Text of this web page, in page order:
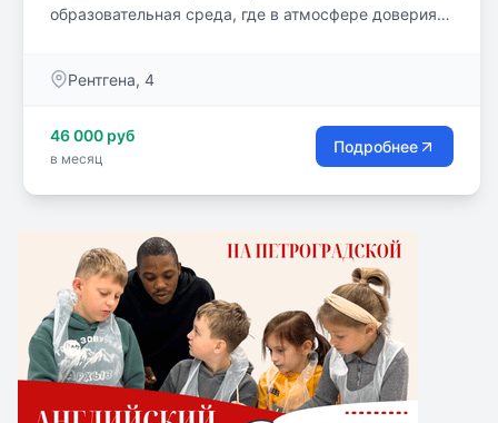
образовательная среда, где в атмосфере доверия и
людьми.
Рентгена, 4
46 000 руб
в месяц
Подробнее